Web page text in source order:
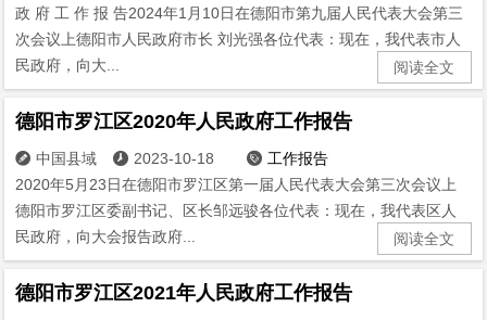
政 府 工 作 报 告2024年1月10日在德阳市第九届人民代表大会第三
次会议上德阳市人民政府市长 刘光强各位代表：现在，我代表市人
民政府，向大...
阅读全文
德阳市罗江区2020年人民政府工作报告
 中国县域  2023-10-18  工作报告
2020年5月23日在德阳市罗江区第一届人民代表大会第三次会议上
德阳市罗江区委副书记、区长邹远骏各位代表：现在，我代表区人
民政府，向大会报告政府...
阅读全文
德阳市罗江区2021年人民政府工作报告